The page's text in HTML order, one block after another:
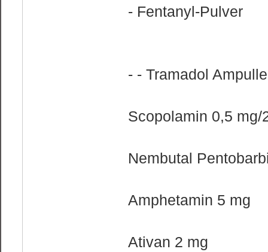
- Fentanyl-Pulver
- - Tramadol
Scopolamin 0,5 mg/
Nembutal
Amphetamin 5 mg
Ativan 2 mg